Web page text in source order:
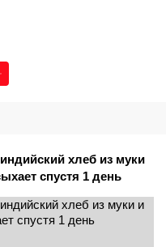
хлеб из муки
спустя 1 день